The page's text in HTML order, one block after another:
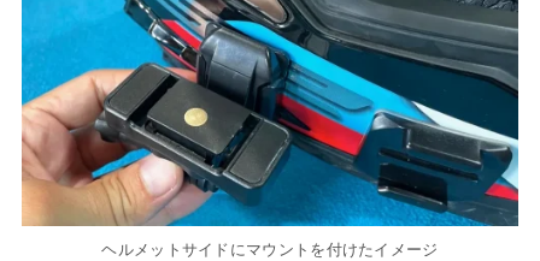
ヘルメットサイドにマウントを付けたイメージ